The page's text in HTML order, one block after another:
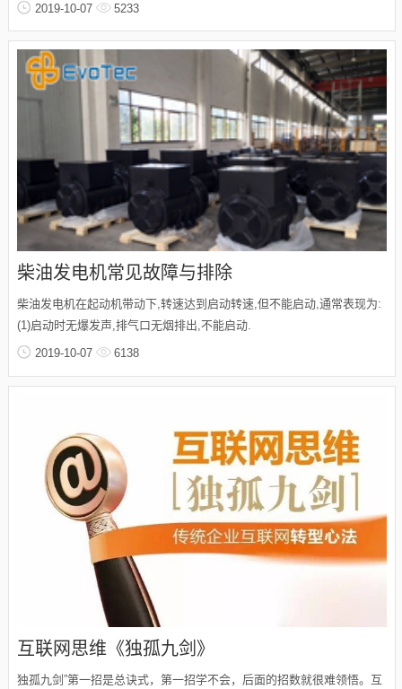
2019-10-07 5233
柴油发电机常见故障与排除
柴油发电机在起动机带动下,转速达到启动转速,但不能启动,通常表现为:
(1)启动时无爆发声,排气口无烟排出,不能启动.
2019-10-07 6138
互联网思维《独孤九剑》
独孤九剑”第一招是总诀式，第一招学不会，后面的招数就很难领悟。互